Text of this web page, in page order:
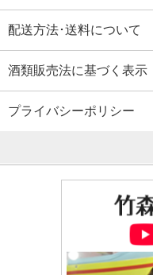
配送方法･送料について
酒類販売法に基づく表示
プライバシーポリシー